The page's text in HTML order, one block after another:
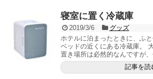
寝室に置く冷蔵庫
2019/3/6
グッズ
ホテルに泊まったときに、ふ
ベッドの近くにある冷蔵庫。
置き場所は必然的なんですが、
記事を読